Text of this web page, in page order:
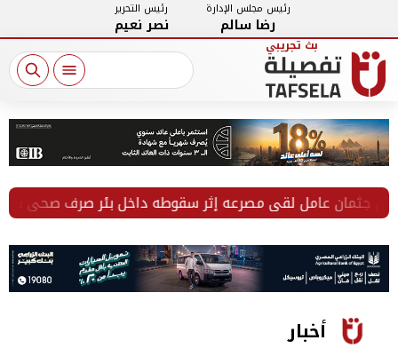
رئيس مجلس الإدارة
رضا سالم
رئيس التحرير
نصر نعيم
عامل لقي مصرعه إثر سقوطه داخل بئر صرف صحي بالفيوم
أخبار